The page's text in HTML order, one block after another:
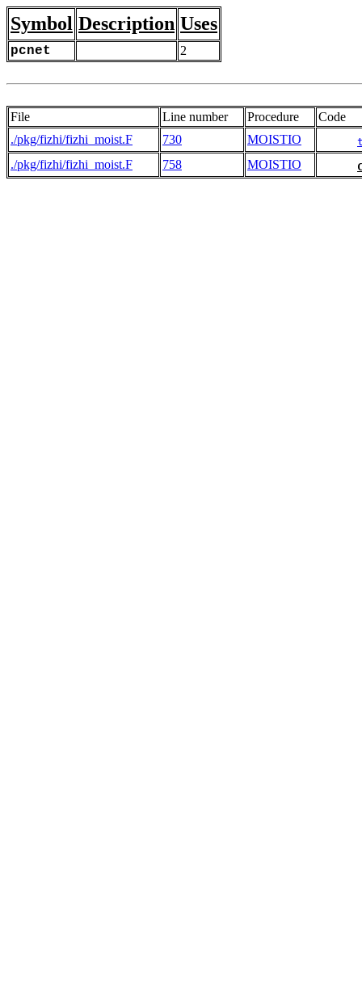
Symbol Description Uses
pcnet 2
File Line number Procedure
Code
./pkg/fizhi/fizhi_moist.F
730 MOISTIO
./pkg/fizhi/fizhi_moist.F 758 MOISTIO